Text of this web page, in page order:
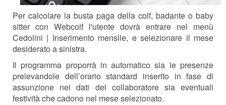
Per calcolare la busta paga della colf, badante o baby
sitter con Webcolf l'utente dovrà entrare nel menù
Cedolini | Inserimento mensile, e selezionare il mese
desiderato a sinistra.
Il programma proporrà in automatico sia le presenze
prelevandole dell’orario standard inserito in fase di
assunzione nei dati del collaboratore sia eventuali
festività che cadono nel mese selezionato.